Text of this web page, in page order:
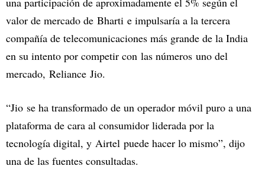
valor de mercado de Bharti e impulsaría a la tercera
compañía de telecomunicaciones más grande de la India
en su intento por competir con las números uno del
mercado, Reliance Jio.
“Jio se ha transformado de un operador móvil puro a una
plataforma de cara al consumidor liderada por la
tecnología digital, y Airtel puede hacer lo mismo”, dijo
una de las fuentes consultadas.